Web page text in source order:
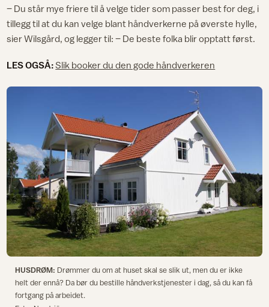
– Du står mye friere til å velge tider som passer best for deg, i
tillegg til at du kan velge blant håndverkerne på øverste hylle,
sier Wilsgård, og legger til: – De beste folka blir opptatt først.
LES OGSÅ:Slik booker du den gode håndverkeren
HUSDRØM: Drømmer du om at huset skal se slik ut, men du er ikke
helt der ennå? Da bør du bestille håndverkstjenester i dag, så du kan få
fortgang på arbeidet.